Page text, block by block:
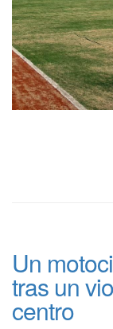
Un
tras un
centro